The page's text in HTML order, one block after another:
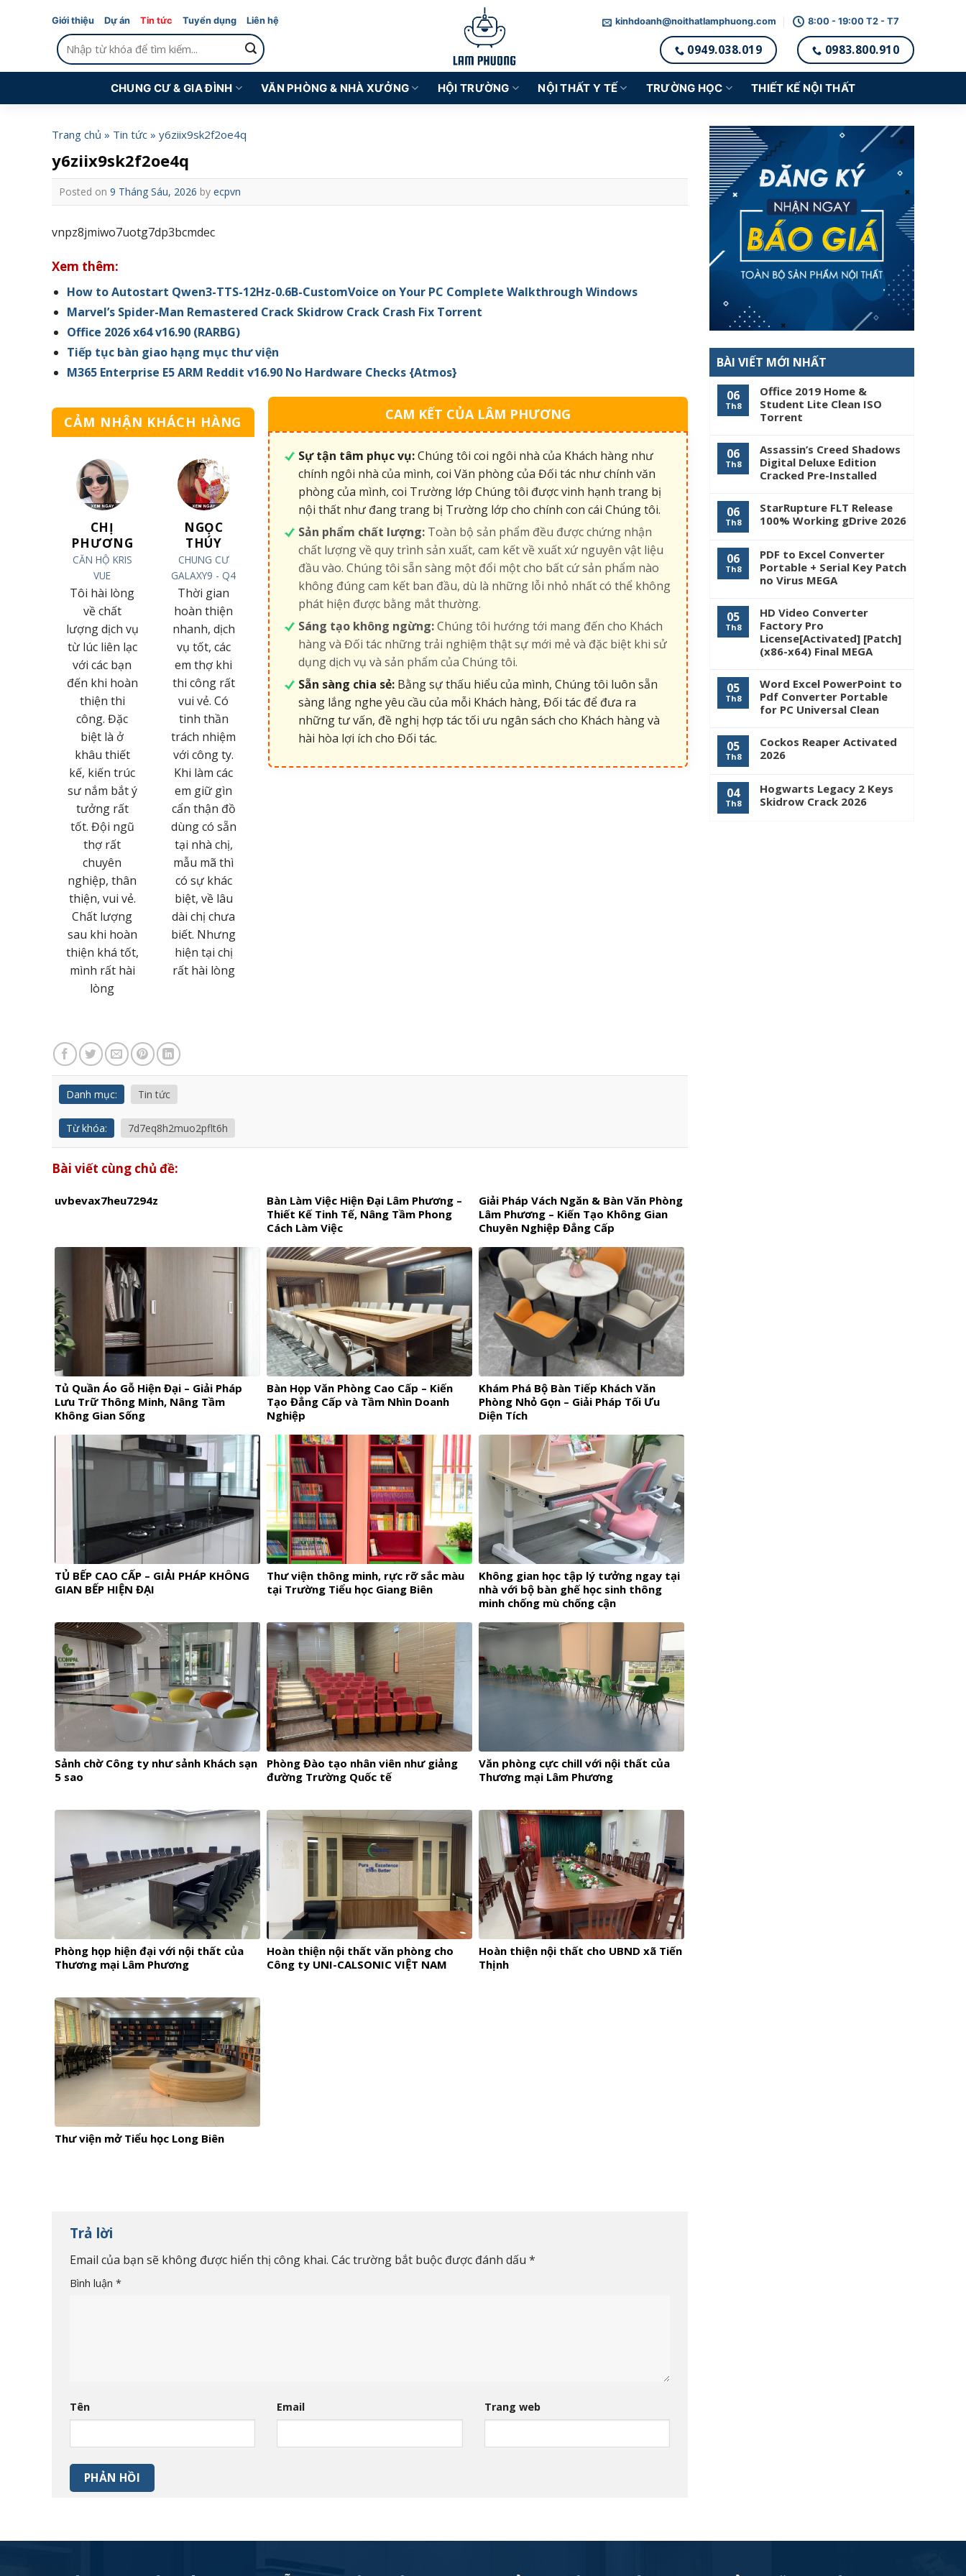
Giới thiệu Dự án Tin tức Tuyển dụng Liên hệ
Tìm
kiếm:
kinhdoanh@noithatlamphuong.com 8:00 - 19:00 T2 - T7
0949.038.019 0983.800.910
CHUNG CƯ & GIA ĐÌNH VĂN PHÒNG & NHÀ XƯỞNG HỘI TRƯỜNG NỘI THẤT Y TẾ TRƯỜNG HỌC THIẾT KẾ NỘI THẤT
Trang chủ » Tin tức » y6ziix9sk2f2oe4q
y6ziix9sk2f2oe4q
Posted on 9 Tháng Sáu, 2026 by ecpvn
vnpz8jmiwo7uotg7dp3bcmdec
Xem thêm:
How to Autostart Qwen3-TTS-12Hz-0.6B-CustomVoice on Your PC Complete Walkthrough Windows
Marvel’s Spider-Man Remastered Crack Skidrow Crack Crash Fix Torrent
Office 2026 x64 v16.90 (RARBG)
Tiếp tục bàn giao hạng mục thư viện
M365 Enterprise E5 ARM Reddit v16.90 No Hardware Checks {Atmos}
CẢM NHẬN KHÁCH HÀNG
nhanh, dịch
vụ tốt, các
thi công rất
Khi làm các
em giữ gìn
dùng có sẵn
có sự khác
biệt, về lâu
dài chị chưa
biết. Nhưng
hiện tại chị
rất hài lòng
TRANG
CĂN HỘ
VINHOMES
CENTRAL PARK
Tôi sở hữu
căn hộ
Vinhomes
Central Park
và đã liên hệ
làm việc với
Nội thất Lâm
Phương Tôi
đã bất ngờ
với tính
chuyên
nghiệp của
Cty với Thiết
kế đẹp, sang
trọng, nhân
viên nhiệt
tình, trách
nhiệm cao.
Cám ơn đội
ngũ thiết kế
và thi công
của Lâm
ĐỖ NGỌC
TOẠI
CÔNG TY TNHH
LỘC TÂN
CƯƠNG
Tôi hoàn
toàn bị chinh
phục bởi sự
nhiệt tình,
tác phong
làm việc &
quy trình
chuyên
nghiệp của
đội ngũ trẻ
Nội thất Lâm
Phương.
Chúc cho các
em ngày
càng được
nhiều khách
hàng biết
đến và thành
công phát
triển hơn
nữa trong
CAM KẾT CỦA LÂM PHƯƠNG
Sự tận tâm phục vụ:Chúng tôi coi ngôi nhà của Khách hàng như
chính ngôi nhà của mình, coi Văn phòng của Đối tác như chính văn
phòng của mình, coi Trường lớp Chúng tôi được vinh hạnh trang bị
nội thất như đang trang bị Trường lớp cho chính con cái Chúng tôi.
Sản phẩm chất lượng: Toàn bộ sản phẩm đều được chứng nhận
chất lượng về quy trình sản xuất, cam kết về xuất xứ nguyên vật liệu
đầu vào. Chúng tôi sẵn sàng một đổi một cho bất cứ sản phẩm nào
không đúng cam kết ban đầu, dù là những lỗi nhỏ nhất có thể không
phát hiện được bằng mắt thường.
Sáng tạo không ngừng:Chúng tôi hướng tới mang đến cho Khách
hàng và Đối tác những trải nghiệm thật sự mới mẻ và đặc biệt khi sử
dụng dịch vụ và sản phẩm của Chúng tôi.
Sẵn sàng chia sẻ: Bằng sự thấu hiểu của mình, Chúng tôi luôn sẵn
sàng lắng nghe yêu cầu của mỗi Khách hàng, Đối tác để đưa ra
những tư vấn, đề nghị hợp tác tối ưu ngân sách cho Khách hàng và
hài hòa lợi ích cho Đối tác.
Bàn Làm Việc Hiện Đại Lâm Phương –
Thiết Kế Tinh Tế, Nâng Tầm Phong
Giải Pháp Vách Ngăn & Bàn Văn Phòng
Lâm Phương – Kiến Tạo Không Gian
Tủ Quần Áo Gỗ Hiện Đại – Giải Pháp
Lưu Trữ Thông Minh, Nâng Tầm
Bàn Họp Văn Phòng Cao Cấp – Kiến
Tạo Đẳng Cấp và Tầm Nhìn Doanh
Khám Phá Bộ Bàn Tiếp Khách Văn
Phòng Nhỏ Gọn – Giải Pháp Tối Ưu
TỦ BẾP CAO CẤP – GIẢI PHÁP KHÔNG
Thư viện thông minh, rực rỡ sắc màu
Không gian học tập lý tưởng ngay tại
nhà với bộ bàn ghế học sinh thông
Sảnh chờ Công ty như sảnh Khách sạn
Phòng Đào tạo nhân viên như giảng
Văn phòng cực chill với nội thất của
Phòng họp hiện đại với nội thất của
Hoàn thiện nội thất văn phòng cho
Hoàn thiện nội thất cho UBND xã Tiến
Email của bạn sẽ không được hiển thị công khai.
Tên Email Trang web
BÀI VIẾT MỚI NHẤT
06
Th8
Office 2019 Home &
Student Lite Clean ISO
Tоrrеnt
06
Th8
Assassin’s Creed Shadows
Digital Deluxe Edition
Cracked Pre-Installed
06
Th8
StarRupture FLT Release
100% Working gDrive 2026
06
Th8
PDF to Excel Converter
Portable + Serial Key Patch
no Virus MEGA
05
Th8
HD Video Converter
Factory Pro
License[Activated] [Patch]
(x86-x64) Final MEGA
05
Th8
Word Excel PowerPoint to
Pdf Converter Portable
for PC Universal Clean
05
Th8
Cockos Reaper Activated
2026
04
Th8
Hogwarts Legacy 2 Keys
Skidrow Crack 2026